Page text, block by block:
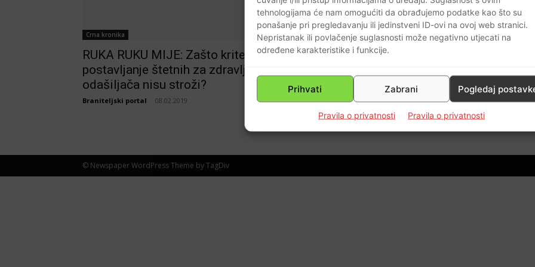
tehnologijama će nam omogućiti da obrađujemo podatke kao što su
ponašanje pri pregledavanju ili jedinstveni ID-ovi na ovoj web stranici.
Nepristanak ili povlačenje suglasnosti može negativno utjecati na
određene karakteristike i funkcije.
Prihvati Zabrani Pogledaj
Pravila o privatnosti Pravila o privatnosti
Crna kronika
RUKA RUKU MIJE: Zašto kriteriji za
postavljanje štetnih za zdravlje
odašiljača nisu stroži?
Braniteljski portal 08.02.2019 0
stanica
Braniteljski portal 21.11.2018
© Newspaper WordPress Theme by TagDiv